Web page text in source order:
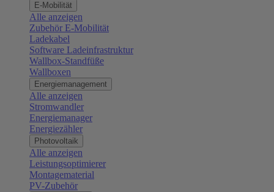
E-Mobilität
Alle anzeigen
Zubehör E-Mobilität
Ladekabel
Software Ladeinfrastruktur
Wallbox-Standfüße
Wallboxen
Energiemanagement
Alle anzeigen
Stromwandler
Energiemanager
Energiezähler
Photovoltaik
Alle anzeigen
Leistungsoptimierer
Montagematerial
PV-Zubehör